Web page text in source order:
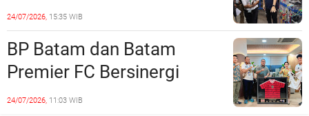
Siapkan Lulusan Siap Kerja
Era Digital
24/07/2026, 15:35 WIB
BP Batam dan Batam
Premier FC Bersinergi
Cetak Generasi Emas
24/07/2026, 11:03 WIB